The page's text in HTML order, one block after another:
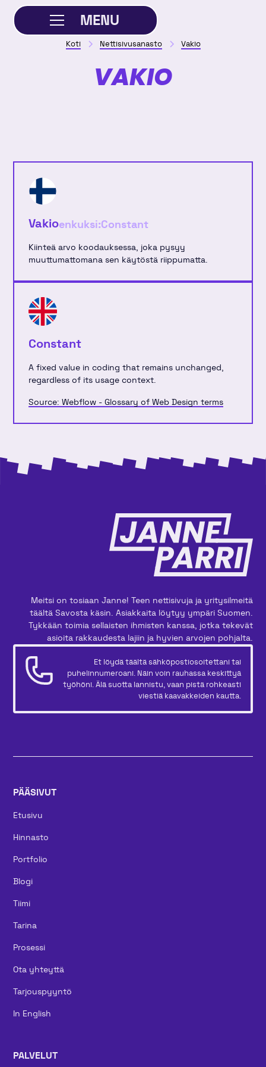
MENU
SULJE
Koti Nettisivusanasto Vakio
VAKIO
Vakioenkuksi:Constant
Kiinteä arvo koodauksessa, joka pysyy
muuttumattomana sen käytöstä riippumatta.
Constant
A fixed value in coding that remains unchanged,
regardless of its usage context.
Source: Webflow - Glossary of Web Design terms
Meitsi on tosiaan Janne! Teen nettisivuja ja yritysilmeitä
täältä Savosta käsin. Asiakkaita löytyy ympäri Suomen.
Tykkään toimia sellaisten ihmisten kanssa, jotka tekevät
asioita rakkaudesta lajiin ja hyvien arvojen pohjalta.
Et löydä täältä sähköpostiosoitettani tai
puhelinnumeroani. Näin voin rauhassa keskittyä
työhöni. Älä suotta lannistu, vaan pistä rohkeasti
viestiä kaavakkeiden kautta.
PÄÄSIVUT
Etusivu
Hinnasto
Portfolio
Blogi
Tiimi
Tarina
Prosessi
Ota yhteyttä
Tarjouspyyntö
In English
PALVELUT